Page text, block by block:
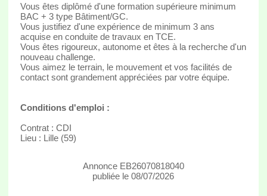
Vous êtes diplômé d'une formation supérieure minimum
BAC + 3 type Bâtiment/GC.
Vous justifiez d'une expérience de minimum 3 ans
acquise en conduite de travaux en TCE.
Vous êtes rigoureux, autonome et êtes à la recherche d'un
nouveau challenge.
Vous aimez le terrain, le mouvement et vos facilités de
contact sont grandement appréciées par votre équipe.
Conditions d'emploi :
Contrat : CDI
Lieu : Lille (59)
Annonce EB26070818040
publiée le 08/07/2026